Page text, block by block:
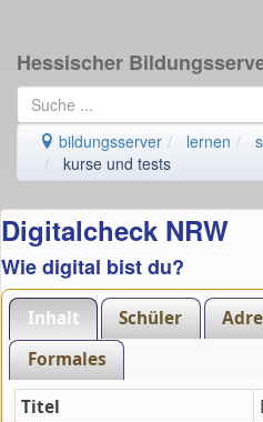
Hessischer
bildungsserver lernen
kurse und tests
Digitalcheck NRW
Wie digital bist du?
Inhalt Schüler
Formales
Titel